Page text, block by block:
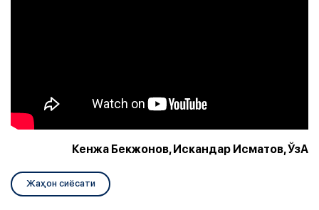
Кенжа Бекжонов, Искандар Исматов, ЎзА
Жаҳон сиёсати